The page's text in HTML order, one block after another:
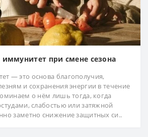
при смене сезона
— это основа благополучия,
и сохранения энергии в течение
о нём лишь тогда, когда
слабостью или затяжной
заметно снижение защитных си..